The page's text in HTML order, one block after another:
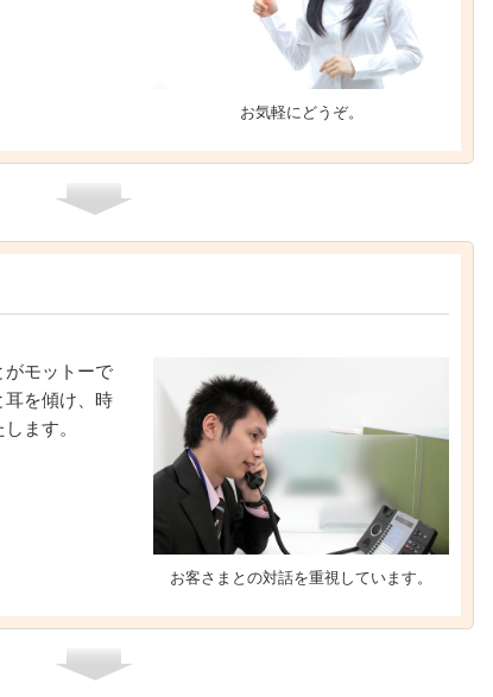
お気軽にどうぞ。
お客さまとの対話を重視しています。
がモットーで
耳を傾け、時
ます。